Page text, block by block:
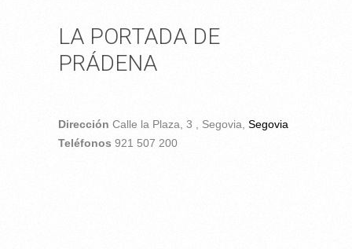
LA PORTADA DE
PRÁDENA
Dirección Calle la Plaza, 3 , Segovia, Segovia
Teléfonos 921 507 200